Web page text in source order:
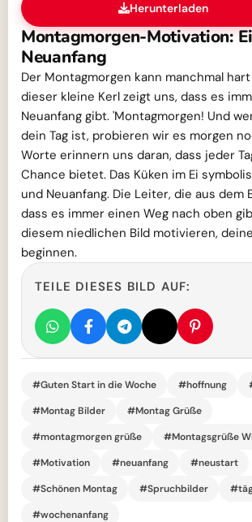
Herunterladen
Montagmorgen-Motivation:
Neuanfang
Der Montagmorgen kann manchmal
dieser kleine Kerl zeigt uns, dass es
Neuanfang gibt. 'Montagmorgen! Und
dein Tag ist, probieren wir es morgen
Worte erinnern uns daran, dass jeder
Chance bietet. Das Küken im Ei
und Neuanfang. Die Leiter, die aus dem
dass es immer einen Weg nach oben
diesem niedlichen Bild motivieren,
beginnen.
TEILE DIESES BILD AUF:
#Guten Start in die Woche #hoffnung
#Montag Bilder
#Montag Grüße
#montagmorgen grüße
#Montagsgrüße
#Motivation
#neuanfang
#neustart
#Schönen Montag
#Spruchbilder
#wochenanfang